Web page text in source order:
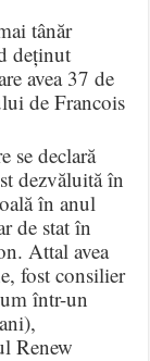
tânăr
deținut
avea 37 de
de Francois
se declară
dezvăluită în
în anul
de stat în
Attal avea
fost consilier
într-un
Renew